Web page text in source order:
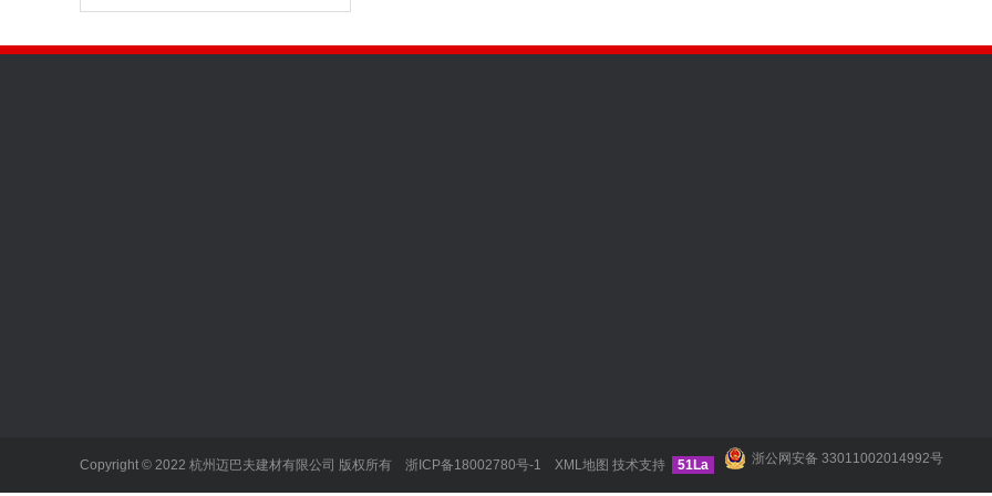
沥青瓦铜瓦
彩石金属瓦
地址：杭州市余杭良渚安溪工
号
Copyright © 2022 杭州迈巴夫建材有限公司 版权所有 浙ICP备18002780号-1 XML地图 技术支持 51La 浙公网安备 33011002014992号